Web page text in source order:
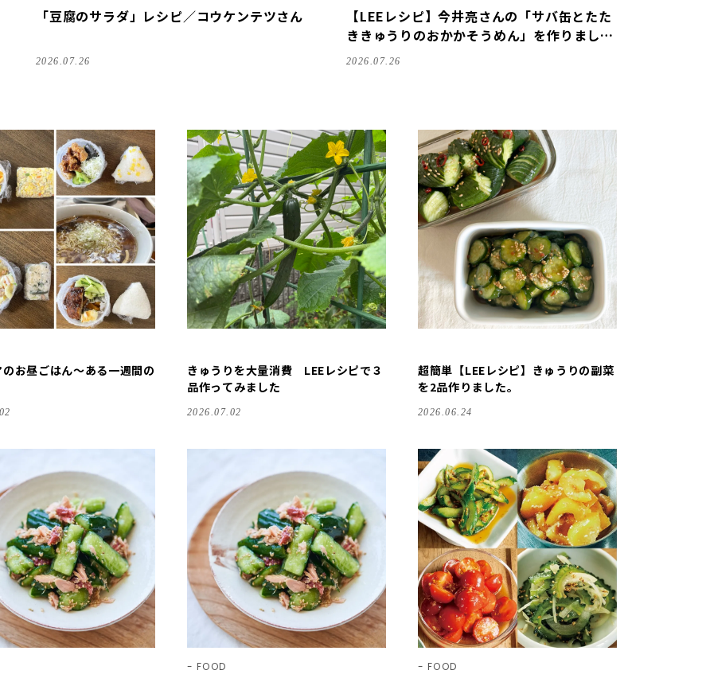
「豆腐のサラダ」レシピ／コウケンテツさん
2026.07.26
【LEEレシピ】今井亮さんの「サバ缶とたた
ききゅうりのおかかそうめん」を作りました
♪サバ缶で手軽に夏バテ予防
2026.07.26
お昼ごはん～ある一週間の
きゅうりを大量消費 LEEレシピで３
品作ってみました
2026.07.02
超簡単【LEEレシピ】きゅうりの副菜
を2品作りました。
2026.06.24
FOOD FOOD